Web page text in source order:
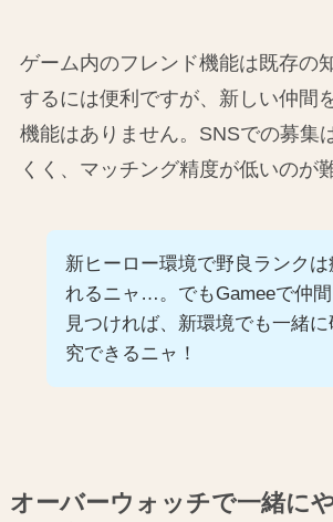
ゲーム内のフレンド機能は既存の
するには便利ですが、新しい仲間
機能はありません。SNSでの募集
くく、マッチング精度が低いのが
新ヒーロー環境で野良ランクは
れるニャ…。でもGameeで仲
見つければ、新環境でも一緒に
究できるニャ！
オーバーウォッチで一緒に